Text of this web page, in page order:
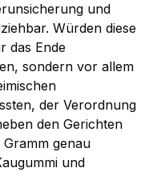
und
Würden diese
das Ende
sondern vor allem
der Verordnung
den Gerichten
genau
und